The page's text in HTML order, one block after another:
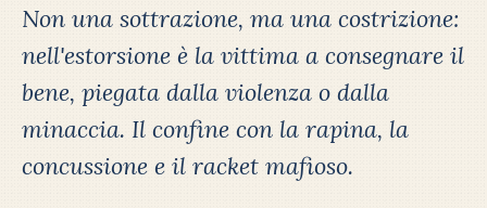
Non una sottrazione, ma una costrizione:
nell'estorsione è la vittima a consegnare il
bene, piegata dalla violenza o dalla
minaccia. Il confine con la rapina, la
concussione e il racket mafioso.